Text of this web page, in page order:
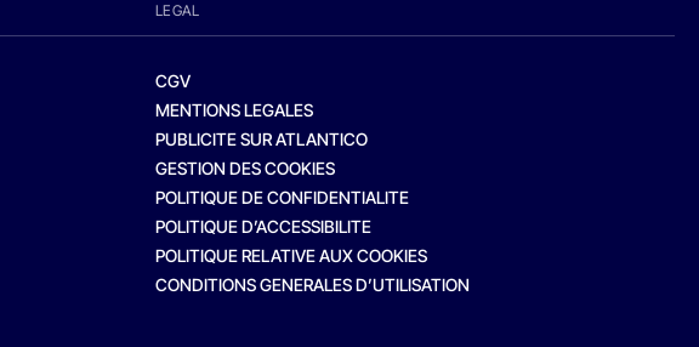
LEGAL
CGV
MENTIONS LEGALES
PUBLICITE SUR ATLANTICO
GESTION DES COOKIES
POLITIQUE DE CONFIDENTIALITE
POLITIQUE D’ACCESSIBILITE
POLITIQUE RELATIVE AUX COOKIES
CONDITIONS GENERALES D’UTILISATION